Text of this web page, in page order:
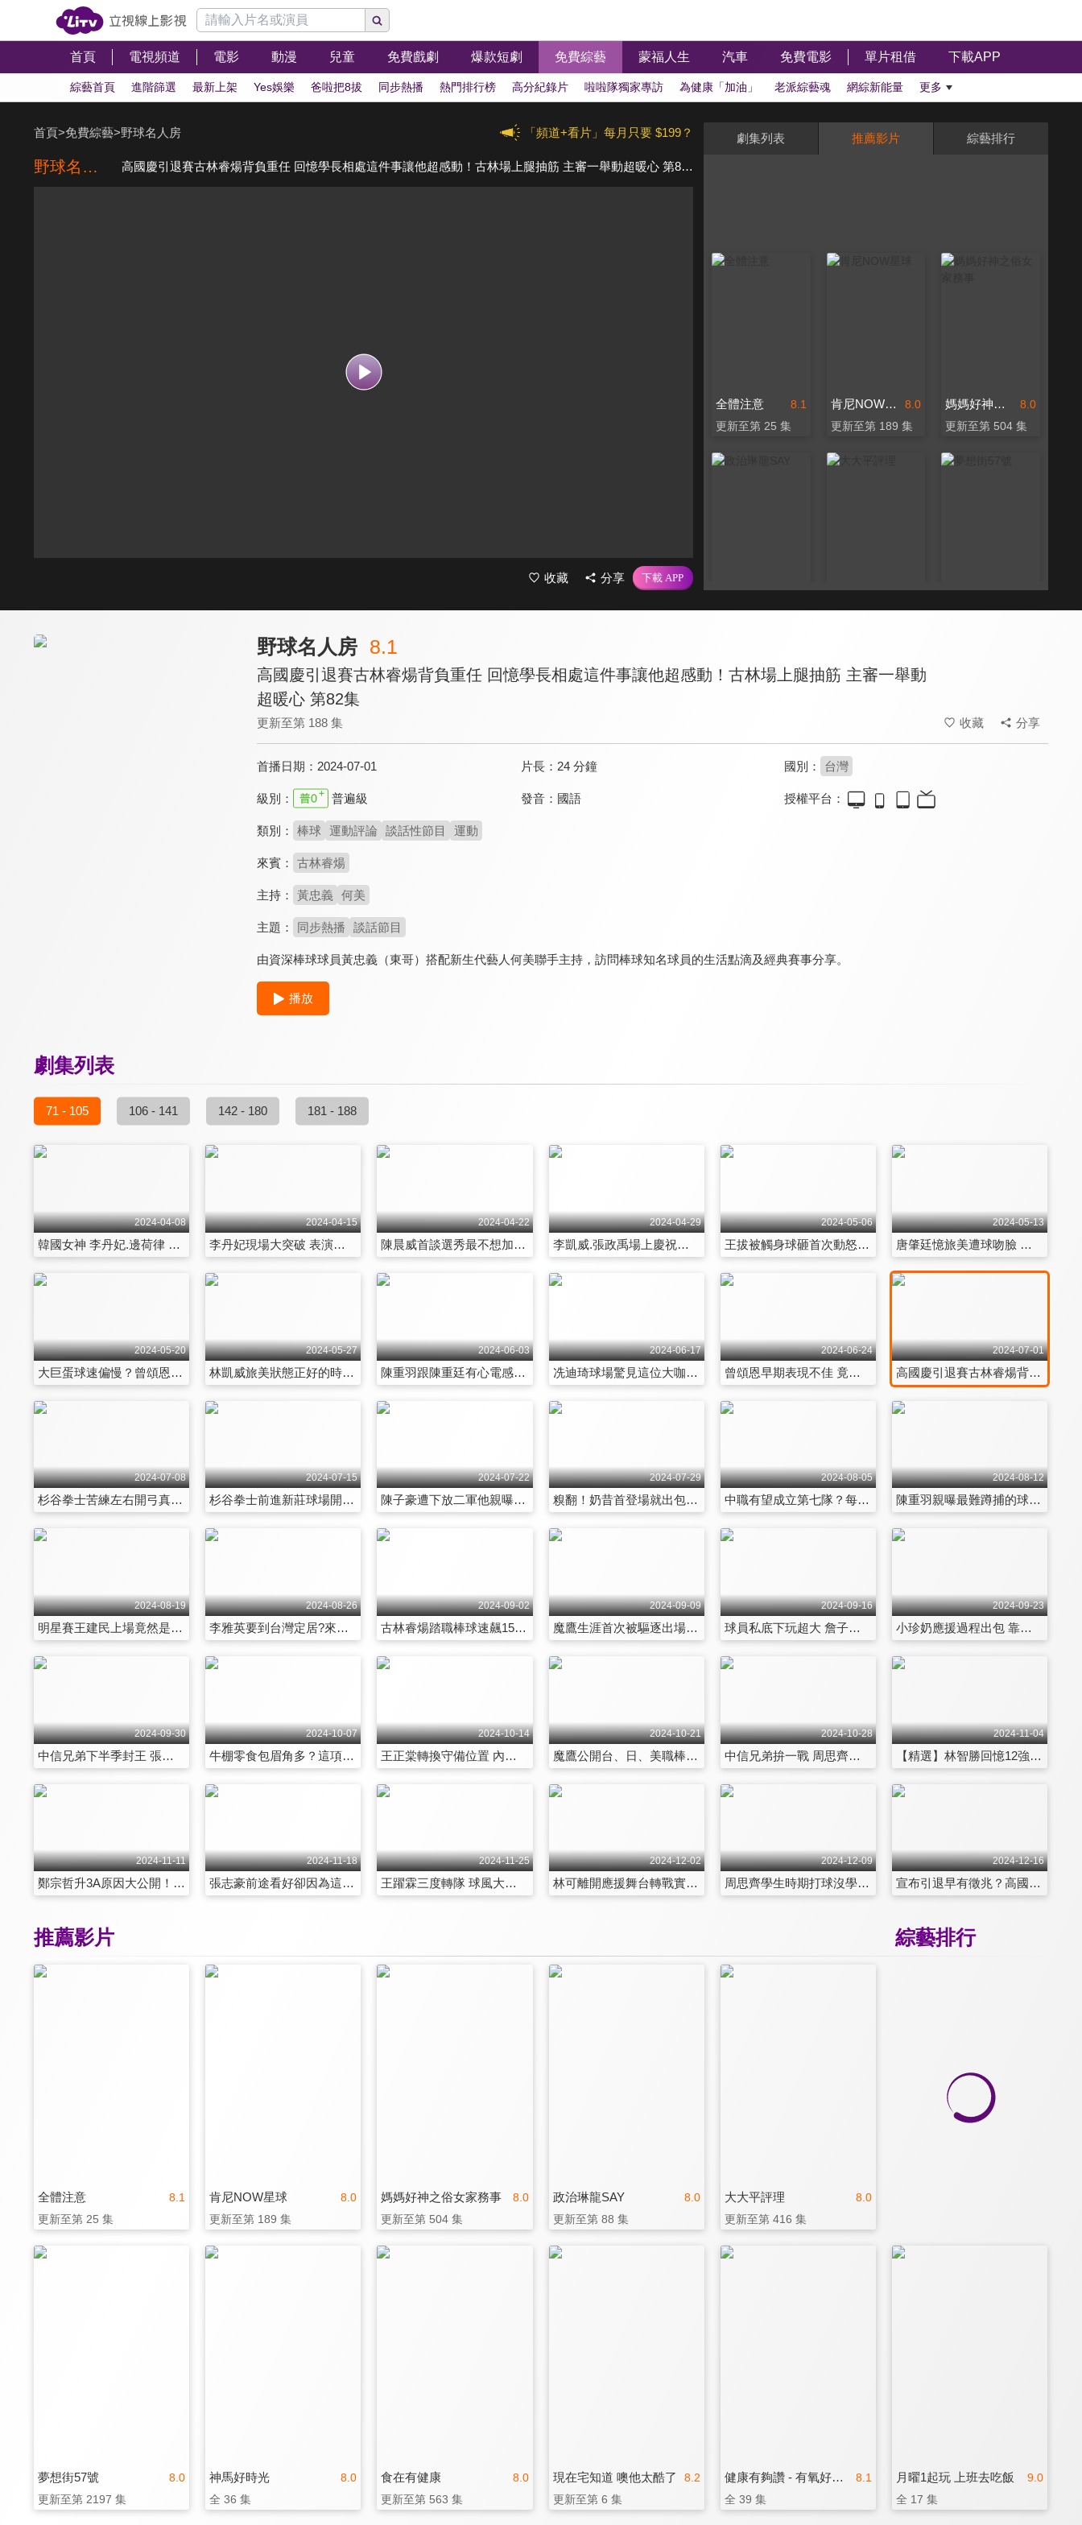
首頁 電視頻道 電影 動漫 兒童 免費戲劇 爆款短劇 免費綜藝 蒙福人生 汽車 免費電影 單片租借 下載APP
綜藝首頁 進階篩選 最新上架 Yes娛樂 爸啦把8拔 同步熱播 熱門排行榜 高分紀錄片 啦啦隊獨家專訪 為健康「加油」 老派綜藝魂 網綜新能量 更多
「頻道+看片」每月只要 $199？
首頁>免費綜藝>野球名人房
野球名人房 高國慶引退賽古林睿煬背負重任 回憶學長相處這件事讓他超感動！古林場上腿抽筋 主審一舉動超暖心 第82集
收藏 分享
劇集列表 推薦影片 綜藝排行
8.1
全體注意
更新至第 25 集
8.0
肯尼NOW星球
更新至第 189 集
8.0
媽媽好神之俗女家務事
更新至第 504 集
8.0 8.0
食在有健康
野球名人房 8.1
高國慶引退賽古林睿煬背負重任 回憶學長相處這件事讓他超感動！古林場上腿抽筋 主審一舉動
超暖心 第82集
更新至第 188 集 收藏 分享
首播日期： 2024-07-01 片長： 24 分鐘 國別： 台灣
級別： 普遍級 發音： 國語 授權平台：
類別： 棒球 運動評論 談話性節目 運動
來賓： 古林睿煬
主持： 黃忠義 何美
主題： 同步熱播 談話節目
由資深棒球球員黃忠義（東哥）搭配新生代藝人何美聯手主持，訪問棒球知名球員的生活點滴及經典賽事分享。
播放
劇集列表
71 - 105 106 - 141 142 - 180 181 - 188
2024-04-08
韓國女神 李丹妃.邊荷律 最愛這款酒精飲料？抵台最想吃這道美食！驚喜獻跳世界名曲「炸裂」全場HIGH翻 第71集
2024-04-15
李丹妃現場大突破 表演「可愛三連拍」！What’s in my bag又來啦 邊荷律包裡這一物 惹笑眾人！ 第72集
2024-04-22
陳晨威首談選秀最不想加入這隊？真實原因曝光！粉絲提問晨威來者不拒 最愛這位跳他的應援曲 第73集
2024-04-29
李凱威.張政禹場上慶祝手勢藏玄機 神秘真相大公開！兩人好歌喉節目加碼獻唱 第74集
2024-05-06
王拔被觸身球砸首次動怒原因竟然讓全場傻眼！與陳江和好默契曾經感情破裂過？ 第75集
2024-05-13
唐肇廷憶旅美遭球吻臉 當時狀況超嚴重！球星幕後推手陳銘駒親揭旅美球員辛酸史 第76集
2024-05-20
大巨蛋球速偏慢？曾頌恩大巨蛋首轟原因曝光！助總好球帶提醒 竟意外成為魚住黑歷史 第77集
2024-05-27
林凱威旅美狀態正好的時候 竟然接到這個噩耗！ 與捕手蔣少宏搭配場上趣事大公開 第78集
2024-06-03
陳重羽跟陳重廷有心電感應？連做這件事都不約而同！打電話跳戰任務竟讓隊友脫口說出這句話 讓重羽超緊張 第79集
2024-06-17
冼迪琦球場驚見這位大咖球星竟誤認為工作人員 超糗行徑讓她急忙道歉 小迪福利大放送美聲獻唱粵語歌曲 第80集
2024-06-24
曾頌恩早期表現不佳 竟遭家人檢討竟脫口而出這句話讓何美嚇慘！ 魚住會離開強權平鎮跟爸爸有關? 第81集
2024-07-01
高國慶引退賽古林睿煬背負重任 回憶學長相處這件事讓他超感動！古林場上腿抽筋 主審一舉動超暖心 第82集
2024-07-08
杉谷拳士苦練左右開弓真正原因曝光！他與好友王柏融和陽岱鋼私底下感情超好加碼爆出他們私底下不為人知的一面！ 第83集
2024-07-15
杉谷拳士前進新莊球場開球 與王柏融互動超爆笑！日職超強現役選手整理 杉谷大讚這一位台灣選手 第84集
2024-07-22
陳子豪遭下放二軍他親曝心聲 日式執教風格 這時間點還有人在練球？ 第85集
2024-07-29
糗翻！奶昔首登場就出包 學姊大虧這句話 超狂32撞精彩重現 全場舞力全開 第86集
2024-08-05
中職有望成立第七隊？每隊將多一名洋砲？會長蔡其昌親曝中職未來規畫！明星賽首度移師大巨蛋超多亮點曝光 會長成為明星賽玩弄對象？爆笑內幕大公開！ 第87集
2024-08-12
陳重羽親曝最難蹲捕的球隊 直言很不自在！蹲捕被球擊中這裡 對捕手超傷！球季陷入低潮 學長高志綱 教練團這舉動讓他超暖心！ 第88集
2024-08-19
明星賽王建民上場竟然是陳柏豪關鍵的一句話！KISS CAM是SET好的？他親自還原當時狀況！轉隊到樂天竟然最想三振前東家這位球員？！ 第89集
2024-08-26
李雅英要到台灣定居?來台灣工作家人不擔心 最擔心這件事！史上最強Go Stronger 32撞來啦~ 第90集
2024-09-02
古林睿煬踏職棒球速飆151KM餅總還有更高要求？高中畢業進職棒跟平鎮幫有關？古林挑戰九宮格遊戲呆萌反應全場笑翻！ 第91集
2024-09-09
魔鷹生涯首次被驅逐出場 本人親自還原現場狀況！來台後攻擊策略有調整過竟是這原因！ Moya同意參加全壘打大賽竟跟球迷有關？ 第92集
2024-09-16
球員私底下玩超大 詹子賢愛耍賴？陳子豪驚爆隊友秘密 全場驚呆！全新版本炸裂舞陳子豪超爆笑詮釋！ 第93集
2024-09-23
小珍奶應援過程出包 靠球迷幫忙？離開高薪科技業 父母竟然最後才得知！何美大跳遍地開花舞步太難現場超崩潰 第94集
2024-09-30
中信兄弟下半季封王 張志豪立下這個人目標！周思齊引退感人一句話張志豪淚崩 曾想過自己引退賽他想做這件大事！球員他最迷信？這個時間必須要做這件事！ 第95集
2024-10-07
牛棚零食包眉角多？這項食物一定要多準備！求學時期非科班生的柏豪加入棒球隊慘遭學長欺負？媽媽無私付出 曾做這件事讓柏豪淚崩 第96集
2024-10-14
王正棠轉換守備位置 內心坦言有點難接受！回憶大學時期教練東哥 現在看到到還會怕？富邦悍將歷年總教練他最嚴格 有失誤就下二軍？ 第97集
2024-10-21
魔鷹公開台、日、美職棒差異！Moya 透露美國打球很枯燥？多明尼加取消啦啦隊應援竟是因為球員做了這件事！這國家的球員竟然會跟球迷單挑？ 第98集
2024-10-28
中信兄弟拚一戰 周思齊拿下職涯最後一座總冠軍！周董今年引退關鍵原因曝光！生涯最遺憾的事跟王光輝有關？高宇杰接受學長魔鬼訓練 只因周董這句勉勵！ 第99集
2024-11-04
【精選】林智勝回憶12強逆轉三分砲擊潰古巴戰役！引退賽有想法？將請這位大咖歌手！江春緯裁判事件影響大師兄很大 他親自還原當時狀況！
2024-11-11
鄭宗哲升3A原因大公開！體型是他的劣勢？教練給他超關鍵的建議！美職張力大 鄭宗哲靠兩招維持好表現 第100集
2024-11-18
張志豪前途看好卻因為這兩件事無緣旅外！經歷球隊解散風波 再次踏入職棒第一年就後悔？張志豪挑戰粉絲福利社 唱歌跳舞通通來！ 第101集
2024-11-25
王躍霖三度轉隊 球風大不同這對選手超自律？與弟弟個性大不同！驚爆王維中狀況不好會有這習慣 第102集
2024-12-02
林可離開應援舞台轉戰實況主竟慘遭排擠？重返啦啦隊過程超辛苦 練習生竟然有這規則！林可真心話大公開PS女孩她最難相處？女神0偶包竟然帶闊嘴器唱歌！ 第103集
2024-12-09
周思齊學生時期打球沒學校要收？靠這招讓他當天從花蓮坐飛機到高苑報到！周董選秀險失利 最後因王光輝這句話讓他順利加入兄弟象 第104集
2024-12-16
宣布引退早有徵兆？高國慶引退賽餅總藏驚喜 首打席選球超謹慎爆笑原因曝光！擔任教練跟學弟相處竟然他很走心？ 第105集
綜藝排行
推薦影片
8.1
全體注意
更新至第 25 集
8.0
肯尼NOW星球
更新至第 189 集
8.0
媽媽好神之俗女家務事
更新至第 504 集
8.0
政治琳龍SAY
更新至第 88 集
8.0
大大平評理
更新至第 416 集
8.0
夢想街57號
更新至第 2197 集
8.0
神馬好時光
全 36 集
8.0
食在有健康
更新至第 563 集
8.2
現在宅知道 噢他太酷了
更新至第 6 集
8.1
健康有夠讚 - 有氧好運動
全 39 集
9.0
月曜1起玩 上班去吃飯
全 17 集